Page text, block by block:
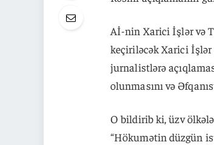
Aİ-nin Xarici İşlər və
keçiriləcək Xarici İşlər
jurnalistlərə
olunmasını və
O bildirib ki, üzv
“Hökumətin düzgün